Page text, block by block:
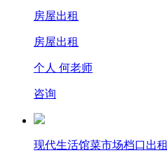
房屋出租
房屋出租
个人 何老师
咨询
现代生活馆菜市场档口出租